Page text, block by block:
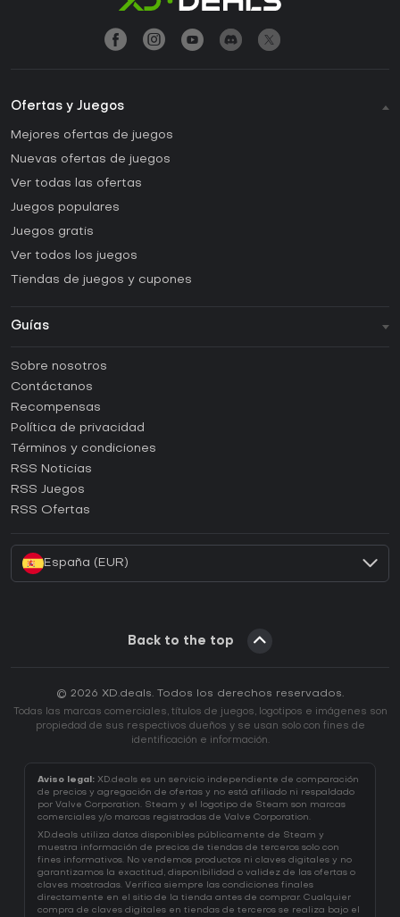
Ofertas y Juegos
Mejores ofertas de juegos
Nuevas ofertas de juegos
Ver todas las ofertas
Juegos populares
Juegos gratis
Ver todos los juegos
Tiendas de juegos y cupones
Guías
Guías y tutoriales
¿Cómo activar una CD Key de Steam?
¿Cómo activar una CD Key de Epic Games?
¿Cómo activar una CD Key de GOG?
¿Cómo activar una CD Key de Ubisoft Connect?
Sobre nosotros
Contáctanos
Recompensas
Política de privacidad
Términos y condiciones
RSS Noticias
RSS Juegos
RSS Ofertas
España (EUR)
Back to the top
© 2026 XD.deals. Todos los derechos reservados.
Todas las marcas comerciales, títulos de juegos, logotipos e imágenes son
propiedad de sus respectivos dueños y se usan solo con fines de
identificación e información.
Aviso legal: XD.deals es un servicio independiente de comparación
de precios y agregación de ofertas y no está afiliado ni respaldado
por Valve Corporation. Steam y el logotipo de Steam son marcas
comerciales y/o marcas registradas de Valve Corporation.
XD.deals utiliza datos disponibles públicamente de Steam y
muestra información de precios de tiendas de terceros solo con
fines informativos. No vendemos productos ni claves digitales y no
garantizamos la exactitud, disponibilidad o validez de las ofertas o
claves mostradas. Verifica siempre las condiciones finales
directamente en el sitio de la tienda antes de comprar. Cualquier
compra de claves digitales en tiendas de terceros se realiza bajo el